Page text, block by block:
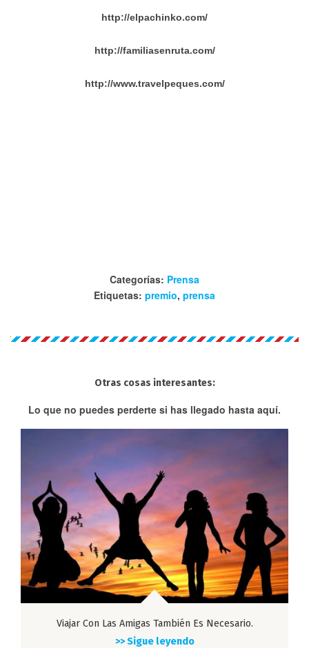
http://elpachinko.com/
http://familiasenruta.com/
http://www.travelpeques.com/
Categorías: Prensa
Etiquetas: premio, prensa
Otras cosas interesantes:
Lo que no puedes perderte si has llegado hasta aquí.
Viajar Con Las Amigas También Es Necesario.
>> Sigue leyendo